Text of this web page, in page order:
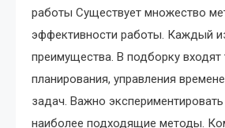
работы Существует множество
эффективности работы. Каждый
преимущества. В подборку входят
планирования, управления
задач. Важно
наиболее подходящие методы.